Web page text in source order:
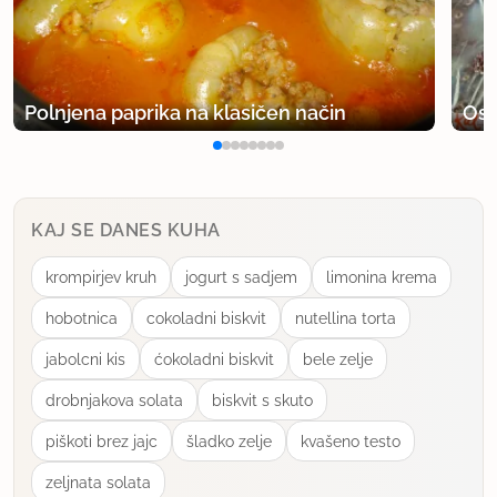
član od 2002 301 sporočil
14.11.2007 ob 7:46
Pozabila sem povedati, da sem uporabila ostro
moko, sladkorja pa sem dala samo 10 dag, ker so
Dobimo sočno pecivo, ki se lepo reže.
uporabno
Tatjana
član od 2002 301 sporočil
14.11.2007 ob 7:46
Včeraj smo poskusili in je odlično.
Polnjena paprika na klasičen način
KAJ SE DANES KUHA
krompirjev kruh jogurt s sadjem limonina krema
hobotnica cokoladni biskvit nutellina torta
jabolcni kis ćokoladni biskvit bele zelje
drobnjakova solata biskvit s skuto
piškoti brez jajc šladko zelje kvašeno testo
zeljnata solata